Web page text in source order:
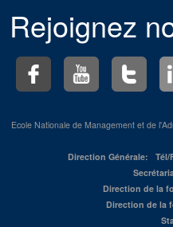
Rejoignez
Ecole Nationale de Management et de
Direction Générale:
Tél/
Direction de la
Direction de la